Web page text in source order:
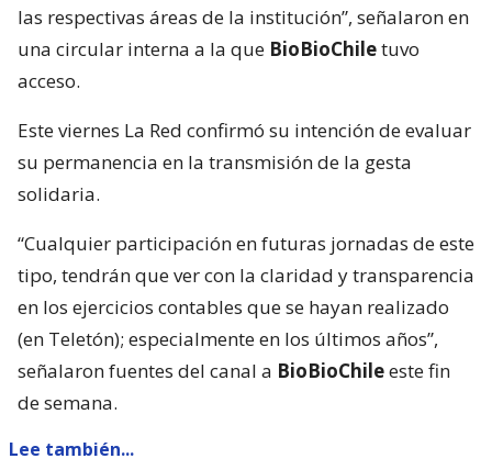
las respectivas áreas de la institución”, señalaron en
una circular interna a la que BioBioChiletuvo
acceso.
Este viernes La Red confirmó su intención de evaluar
su permanencia en la transmisión de la gesta
solidaria.
“Cualquier participación en futuras jornadas de este
tipo, tendrán que ver con la claridad y transparencia
en los ejercicios contables que se hayan realizado
(en Teletón); especialmente en los últimos años”,
señalaron fuentes del canal a BioBioChileeste fin
de semana.
Lee también...